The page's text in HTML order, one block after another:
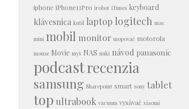
iphone iPhone13Pro irobot iTunes keyboard
klávesnica kutil laptop logitech mac
mini mobil monitor mopovač motorola
mouse Movie myš NAS nuki návod panasonic
podcastrecenzia
samsung Sharepoint smart sony tablet
top ultrabook vacuum vysávač xiaomi